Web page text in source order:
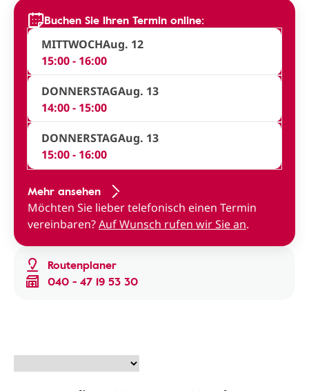
Routenplaner
040 - 47 19 53 30
Buchen Sie Ihren Termin online:
MITTWOCHAug. 12
15:00 - 16:00
DONNERSTAGAug. 13
14:00 - 15:00
DONNERSTAGAug. 13
15:00 - 16:00
Mehr ansehen
Möchten Sie lieber telefonisch einen Termin
vereinbaren?Auf Wunsch rufen wir Sie an.